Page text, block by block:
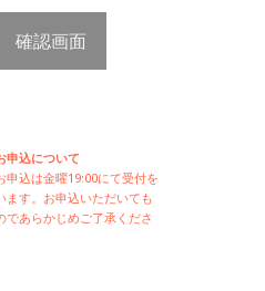
確認画面
申込について
申込は金曜19:00にて受付を
ます。お申込いただいても
であらかじめご了承くださ